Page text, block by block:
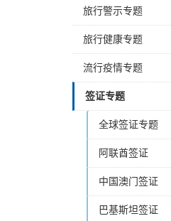
旅行警示专题
旅行健康专题
流行疫情专题
签证专题
全球签证专题
阿联酋签证
中国澳门签证
巴基斯坦签证